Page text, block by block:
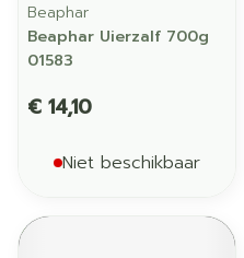
Beaphar
Beaphar Uierzalf 700g
01583
€ 14,10
Niet beschikbaar